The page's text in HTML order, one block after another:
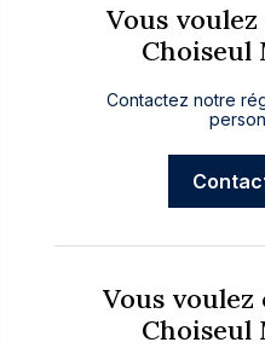
Vous
Choiseul
Contactez notre
Vous
Choiseul